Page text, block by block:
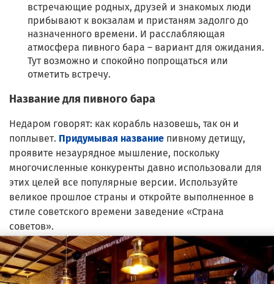
встречающие родных, друзей и знакомых люди
прибывают к вокзалам и пристаням задолго до
назначенного времени. И расслабляющая
атмосфера пивного бара – вариант для ожидания.
Тут возможно и спокойно попрощаться или
отметить встречу.
Название для пивного бара
Недаром говорят: как корабль назовешь, так он и
поплывет. Придумывая название пивному детищу,
проявите незаурядное мышление, поскольку
многочисленные конкуренты давно использовали для
этих целей все популярные версии. Используйте
великое прошлое страны и откройте выполненное в
стиле советского времени заведение «Страна
советов».